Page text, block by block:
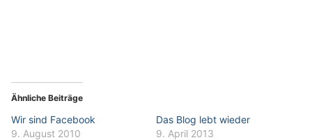
Ähnliche Beiträge
Wir sind Facebook
9. August 2010
Das Blog lebt wieder
9. April 2013